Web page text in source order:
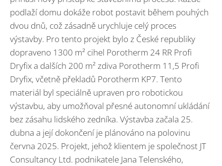
podlaží domu dokáže robot postavit během pouhých
dvou dnů, což zásadně urychluje celý proces
výstavby. Pro tento projekt bylo z České republiky
dopraveno 1300 m² cihel Porotherm 24 RR Profi
Dryfix a dalších 200 m² zdiva Porotherm 11,5 Profi
Dryfix, včetně překladů Porotherm KP7. Tento
materiál byl speciálně upraven pro robotickou
výstavbu, aby umožňoval přesné autonomní ukládání
bez zásahu lidského zedníka. Výstavba začala 25.
dubna a její dokončení je plánováno na polovinu
června 2025. Projekt, jehož klientem je společnost JT
Consultancy Ltd. podnikatele Jana Telenského,